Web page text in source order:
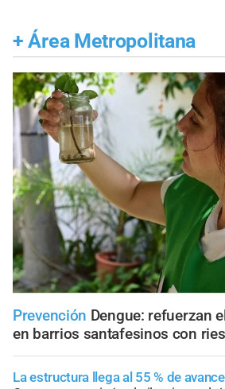
+ Área Metropolitana
Prevención Dengue: refuerzan
en barrios santafesinos con
La estructura llega al 55 % de avance